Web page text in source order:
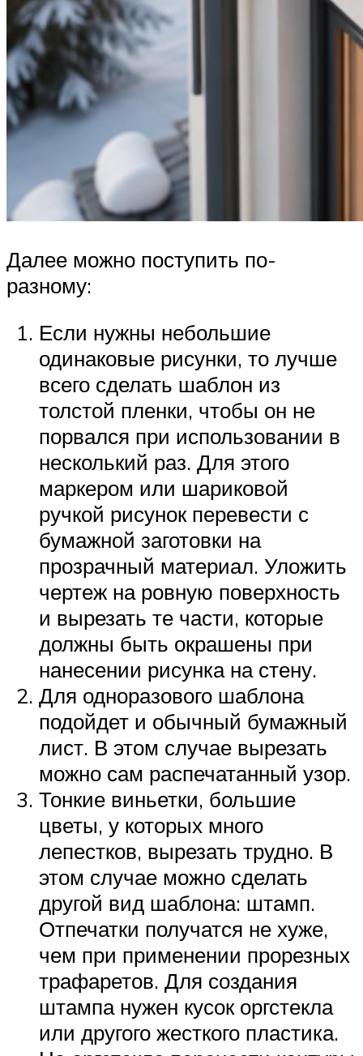
Далее можно поступить по-
разному:
Если нужны небольшие
одинаковые рисунки, то лучше
всего сделать шаблон из
толстой пленки, чтобы он не
порвался при использовании в
несколький раз. Для этого
маркером или шариковой
ручкой рисунок перевести с
бумажной заготовки на
прозрачный материал. Уложить
чертеж на ровную поверхность
и вырезать те части, которые
должны быть окрашены при
нанесении рисунка на стену.
Для одноразового шаблона
подойдет и обычный бумажный
лист. В этом случае вырезать
можно сам распечатанный узор.
Тонкие виньетки, большие
цветы, у которых много
лепестков, вырезать трудно. В
этом случае можно сделать
другой вид шаблона: штамп.
Отпечатки получатся не хуже,
чем при применении прорезных
трафаретов. Для создания
штампа нужен кусок оргстекла
или другого жесткого пластика.